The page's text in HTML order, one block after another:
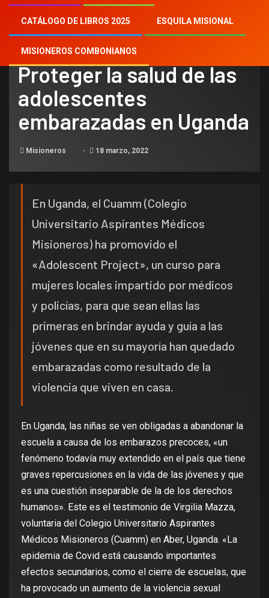
CATÁLOGO DE LIBROS 2025 ESQUILA MISIONAL
MISIONEROS COMBONIANOS
NOTICIAS
Proteger la salud de las
adolescentes
embarazadas en Uganda
Misioneros 18 marzo, 2022
En Uganda, el Cuamm (Colegio
Universitario Aspirantes Médicos
Misioneros) ha promovido el
«Adolescent Project», un curso para
mujeres locales impartido por médicos
y policías, para que sean ellas las
primeras en brindar ayuda y guía a las
jóvenes que en su mayoría han quedado
embarazadas como resultado de la
violencia que viven en casa.
En Uganda, las niñas se ven obligadas a abandonar la
escuela a causa de los embarazos precoces, «un
fenómeno todavía muy extendido en el país que tiene
graves repercusiones en la vida de las jóvenes y que
es una cuestión inseparable de la de los derechos
humanos». Este es el testimonio de Virgilia Mazza,
voluntaria del Colegio Universitario Aspirantes
Médicos Misioneros (Cuamm) en Aber, Uganda. «La
epidemia de Covid está causando importantes
efectos secundarios, como el cierre de escuelas, que
ha provocado un aumento de la violencia sexual